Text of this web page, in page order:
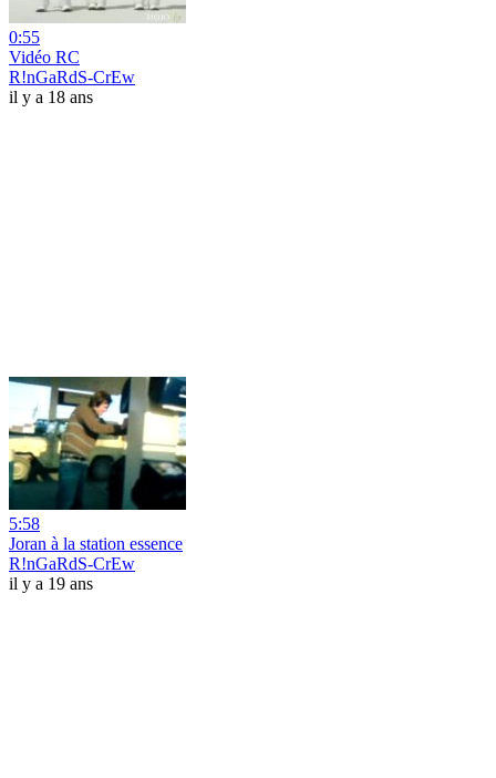
0:55
Vidéo RC
R!nGaRdS-CrEw
il y a 18 ans
5:58
Joran à la station essence
R!nGaRdS-CrEw
il y a 19 ans